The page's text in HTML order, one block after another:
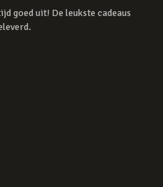
goed uit! De leukste cadeaus